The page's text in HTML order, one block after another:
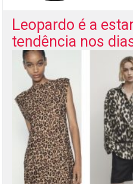
Leopardo é a
tendência nos